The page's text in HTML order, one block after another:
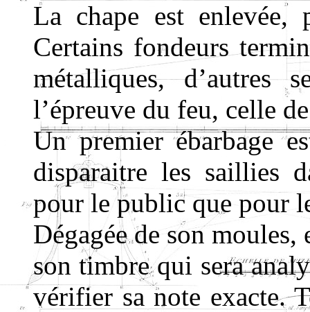
La chape est
Certains fondeurs
métalliques, d’autres
l’épreuve du feu, celle
Un premier ébarbage
disparaitre les saillies
pour le public que pour
Dégagée de son
son timbre qui sera
vérifier sa note exacte.